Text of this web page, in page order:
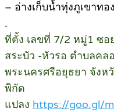
– อ่างเก็บน้ำทุ่งภูเขาทอ
.
ที่ตั้ง เลขที่ 7/2 หมู่1 ซ
สระบัว -หัวรอ ตำบลคล
พระนครศรีอยุธยา จังห
พิกัด
แปลง https://goo.gl/